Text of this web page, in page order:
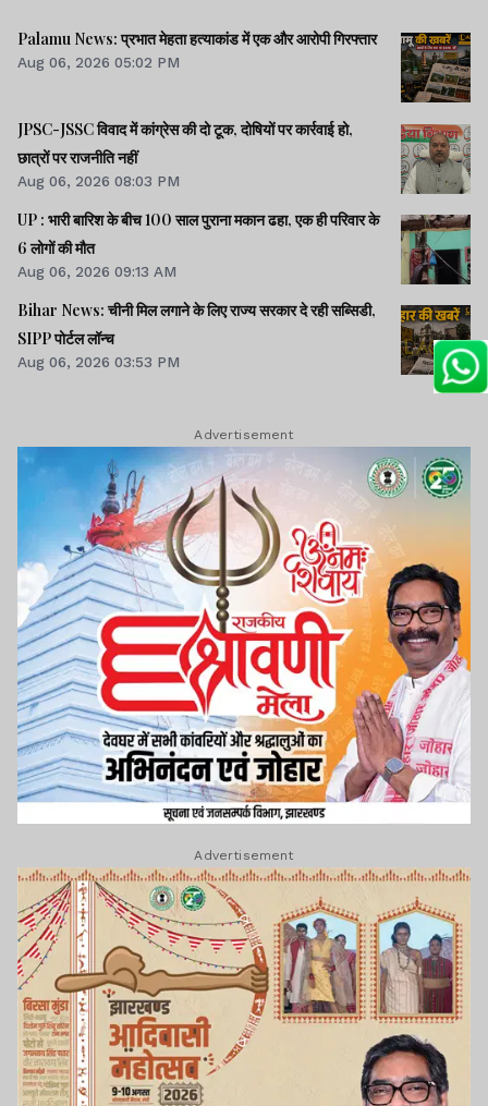
Palamu News: प्रभात मेहता हत्याकांड में एक और आरोपी गिरफ्तार
Aug 06, 2026 05:02 PM
JPSC-JSSC विवाद में कांग्रेस की दो टूक, दोषियों पर कार्रवाई हो,
छात्रों पर राजनीति नहीं
Aug 06, 2026 08:03 PM
UP : भारी बारिश के बीच 100 साल पुराना मकान ढहा, एक ही परिवार के
6 लोगों की मौत
Aug 06, 2026 09:13 AM
Bihar News: चीनी मिल लगाने के लिए राज्य सरकार दे रही सब्सिडी,
SIPP पोर्टल लॉन्च
Aug 06, 2026 03:53 PM
Advertisement
Advertisement